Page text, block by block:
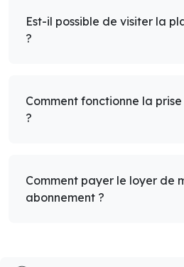
Est-il possible de visiter la
?
Comment fonctionne la
?
Comment payer le loyer de
abonnement ?